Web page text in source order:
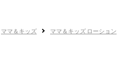
ママ＆キッズ
ママ＆キッズ ローション